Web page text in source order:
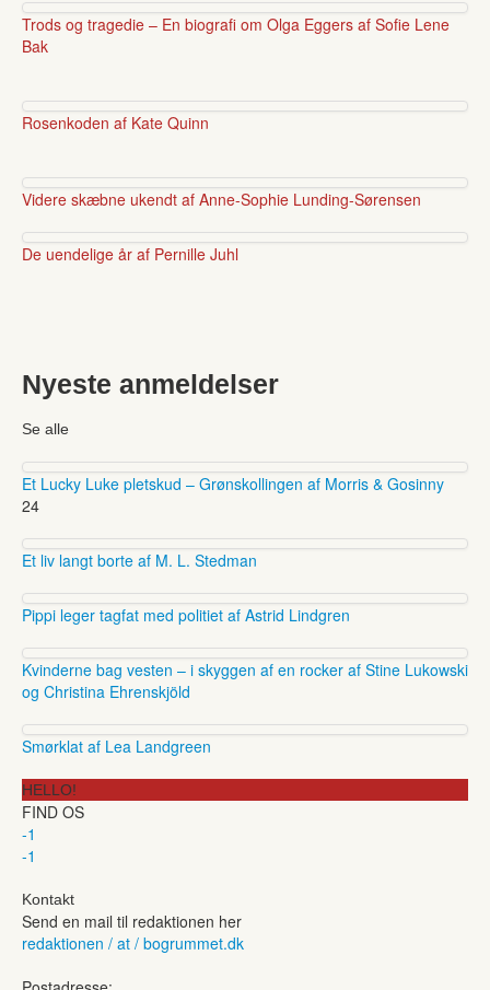
Trods og tragedie – En biografi om Olga Eggers af Sofie Lene
Bak
Rosenkoden af Kate Quinn
Videre skæbne ukendt af Anne-Sophie Lunding-Sørensen
De uendelige år af Pernille Juhl
Nyeste anmeldelser
Se alle
Et Lucky Luke pletskud – Grønskollingen af Morris & Gosinny
24
Et liv langt borte af M. L. Stedman
Pippi leger tagfat med politiet af Astrid Lindgren
Kvinderne bag vesten – i skyggen af en rocker af Stine Lukowski
og Christina Ehrenskjöld
Smørklat af Lea Landgreen
HELLO!
FIND OS
-1
-1
Kontakt
Send en mail til redaktionen her
redaktionen / at / bogrummet.dk